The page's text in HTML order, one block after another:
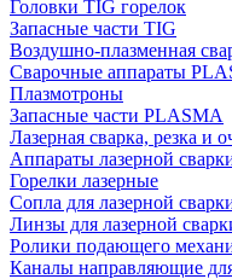
Головки TIG горелок
Запасные части TIG
Воздушно-плазменная
Сварочные аппараты
Плазмотроны
Запасные части PLASMA
Лазерная сварка, резка и
Аппараты лазерной
Горелки лазерные
Сопла для лазерной
Линзы для лазерной
Ролики подающего
Каналы направляющие для